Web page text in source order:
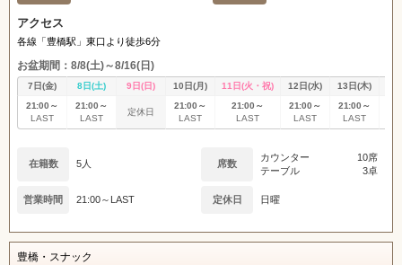
アクセス
各線「豊橋駅」東口より徒歩6分
お盆期間：8/8(土)～8/16(日)
7日(金) 8日(土) 9日(日) 10日(月) 11日(火・祝) 12日(水) 13日(木)
21:00～
LAST
21:00～
LAST
定休日
21:00～
LAST
21:00～
LAST
21:00～
LAST
21:00～
LAST
在籍数 5人 席数
カウンター
10席
テーブル
3卓
営業時間 21:00～LAST 定休日 日曜
豊橋・スナック